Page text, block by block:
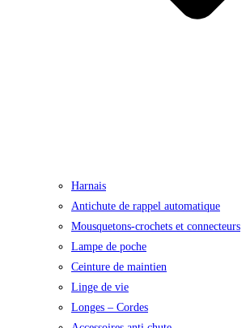
Harnais
Antichute de rappel automatique
Mousquetons-crochets et connecteurs
Lampe de poche
Ceinture de maintien
Linge de vie
Longes – Cordes